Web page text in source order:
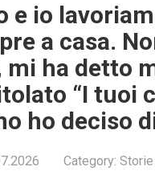
e io
a casa.
mi ha detto
“I tuoi
ho deciso
Category: